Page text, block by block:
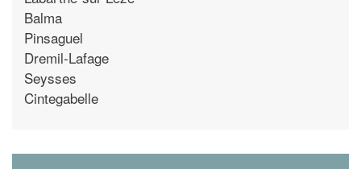
Balma
Pinsaguel
Dremil-Lafage
Seysses
Cintegabelle